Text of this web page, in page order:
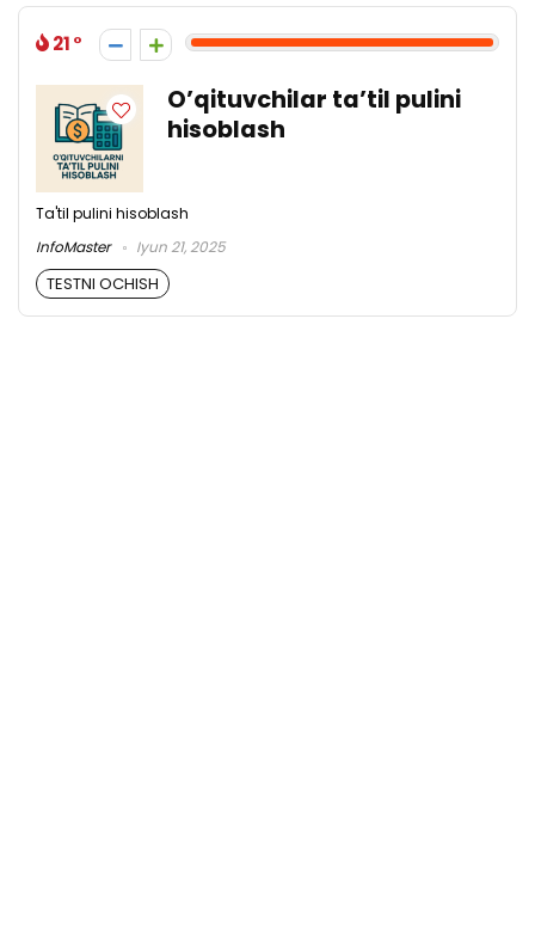
21
O’qituvchilar ta’til pulini
hisoblash
Ta'til pulini hisoblash
InfoMaster
Iyun 21, 2025
TESTNI OCHISH